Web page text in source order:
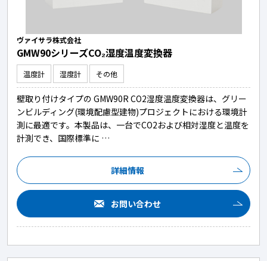
ヴァイサラ株式会社
GMW90シリーズCO₂湿度温度変換器
温度計 湿度計 その他
壁取り付けタイプの GMW90R CO2湿度温度変換器は、グリー
ンビルディング(環境配慮型建物)プロジェクトにおける環境計
測に最適です。本製品は、一台でCO2および相対湿度と温度を
計測でき、国際標準に …
詳細情報
お問い合わせ